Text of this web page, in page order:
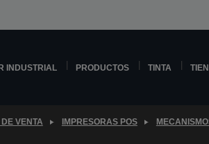
INDUSTRIAL PRODUCTOS TINTA
VENTA IMPRESORAS POS